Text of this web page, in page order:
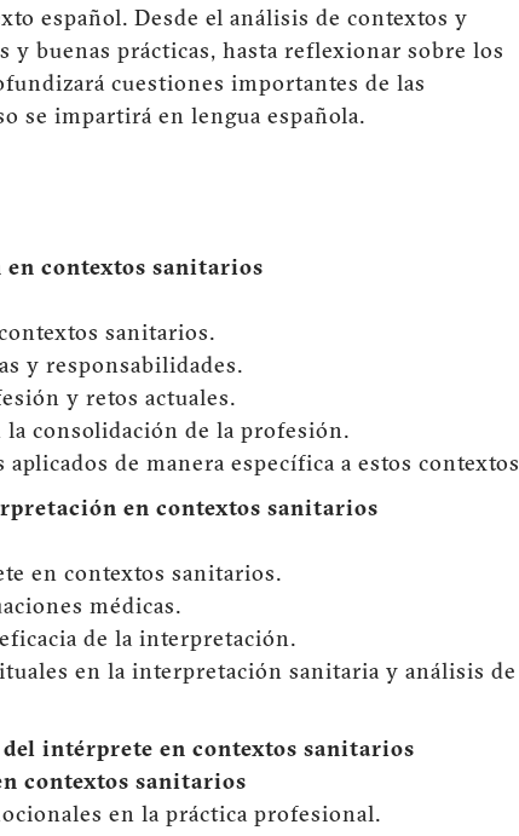
español. Desde el análisis de contextos y
buenas prácticas, hasta reflexionar sobre los
cuestiones importantes de las
se impartirá en lengua española.
contextos sanitarios
sanitarios.
y responsabilidades.
y retos actuales.
la consolidación de la profesión.
de manera específica a estos contextos
en contextos sanitarios
en contextos sanitarios.
médicas.
de la interpretación.
en la interpretación sanitaria y análisis de
intérprete en contextos sanitarios
contextos sanitarios
en la práctica profesional.